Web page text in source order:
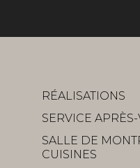
RÉALISATIONS
SERVICE
SALLE DE
CUISINES